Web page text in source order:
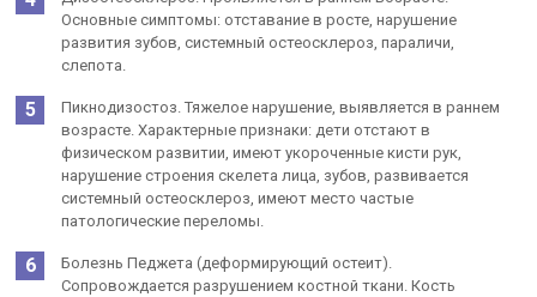
Основные симптомы: отставание в росте, нарушение
развития зубов, системный остеосклероз, параличи,
слепота.
Пикнодизостоз. Тяжелое нарушение, выявляется в раннем
возрасте. Характерные признаки: дети отстают в
физическом развитии, имеют укороченные кисти рук,
нарушение строения скелета лица, зубов, развивается
системный остеосклероз, имеют место частые
патологические переломы.
Болезнь Педжета (деформирующий остеит).
Сопровождается разрушением костной ткани. Кость